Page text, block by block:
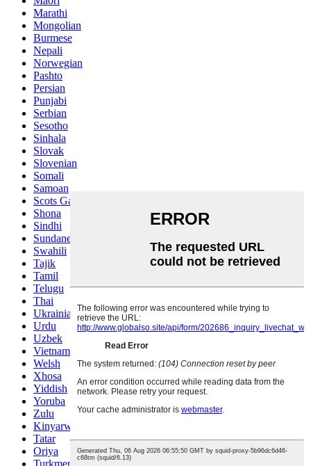
Marathi
Mongolian
Burmese
Nepali
Norwegian
Pashto
Persian
Punjabi
Serbian
Sesotho
Sinhala
Slovak
Slovenian
Somali
Samoan
Scots Gaelic
Shona
Sindhi
Sundanese
Swahili
Tajik
Tamil
Telugu
Thai
Ukrainian
Urdu
Uzbek
Vietnamese
Welsh
Xhosa
Yiddish
Yoruba
Zulu
Kinyarwanda
Tatar
Oriya